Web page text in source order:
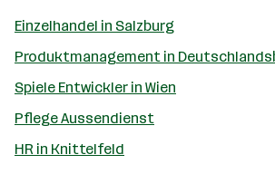
Einzelhandel in Salzburg
Produktmanagement in
Spiele Entwickler in Wien
Pflege Aussendienst
HR in Knittelfeld